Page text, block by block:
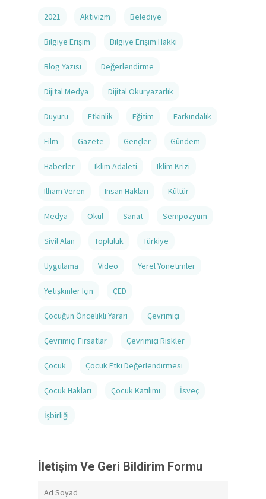
2021 Aktivizm Belediye
Bilgiye Erişim Bilgiye Erişim Hakkı
Blog Yazısı Değerlendirme
Dijital Medya Dijital Okuryazarlık
Duyuru Etkinlik Eğitim Farkındalık
Film Gazete Gençler Gündem
Haberler Iklim Adaleti Iklim Krizi
Ilham Veren Insan Hakları Kültür
Medya Okul Sanat Sempozyum
Sivil Alan Topluluk Türkiye
Uygulama Video Yerel Yönetimler
Yetişkinler Için ÇED
Çocuğun Öncelikli Yararı Çevrimiçi
Çevrimiçi Fırsatlar Çevrimiçi Riskler
Çocuk Çocuk Etki Değerlendirmesi
Çocuk Hakları Çocuk Katılımı İsveç
İşbirliği
İletişim Ve Geri Bildirim Formu